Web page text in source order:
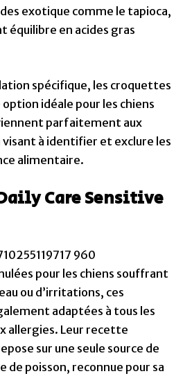
exotique comme le tapioca,
équilibre en acides gras
spécifique, les croquettes
idéale pour les chiens
parfaitement aux
à identifier et exclure les
alimentaire.
Care Sensitive
pour les chiens souffrant
ou d’irritations, ces
adaptées à tous les
allergies. Leur recette
sur une seule source de
de poisson, reconnue pour sa